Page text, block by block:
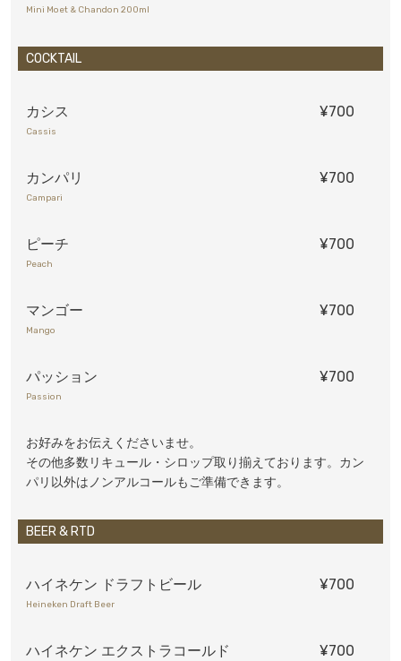
Mini Moet & Chandon 200ml
COCKTAIL
カシス ¥700
Cassis
カンパリ ¥700
Campari
ピーチ ¥700
Peach
マンゴー ¥700
Mango
パッション ¥700
Passion
お好みをお伝えくださいませ。
その他多数リキュール・シロップ取り揃えております。カン
パリ以外はノンアルコールもご準備できます。
BEER & RTD
ハイネケン ドラフトビール ¥700
Heineken Draft Beer
ハイネケン エクストラコールド ¥700